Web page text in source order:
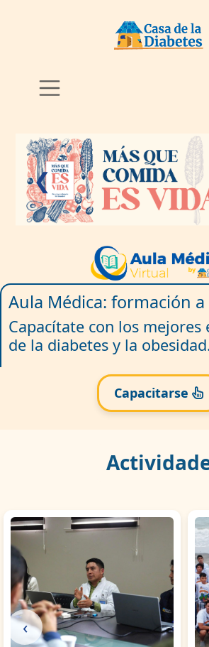
❮
Aula Médica: formación
Capacítate con los mejores
de la diabetes y la
Capacitarse
‹